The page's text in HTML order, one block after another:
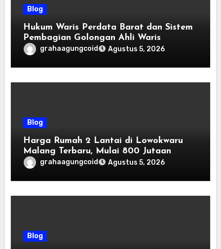
Blog
Hukum Waris Perdata Barat dan Sistem
Pembagian Golongan Ahli Waris
grahaagungcoid Agustus 5, 2026
Blog
Harga Rumah 2 Lantai di Lowokwaru
Malang Terbaru, Mulai 800 Jutaan
Tahun 2026
grahaagungcoid Agustus 5, 2026
Blog